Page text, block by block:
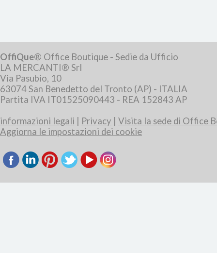
OffiQue® Office Boutique - Sedie da Ufficio
LA MERCANTI® Srl
Via Pasubio, 10
63074 San Benedetto del Tronto (AP) - ITALIA
Partita IVA IT01525090443 - REA 152843 AP
informazioni legali
Privacy
Visita la sede di Office
Aggiorna le impostazioni dei cookie